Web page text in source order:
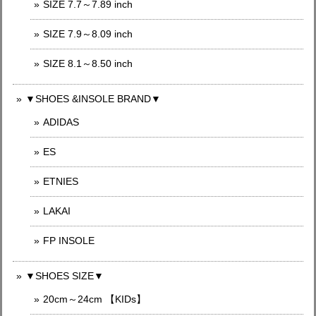
SIZE 7.7～7.89 inch
SIZE 7.9～8.09 inch
SIZE 8.1～8.50 inch
▼SHOES &INSOLE BRAND▼
ADIDAS
ES
ETNIES
LAKAI
FP INSOLE
▼SHOES SIZE▼
20cm～24cm 【KIDs】